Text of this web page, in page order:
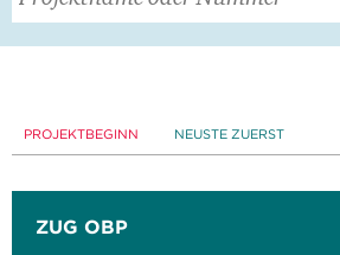
PROJEKTBEGINN NEUSTE ZUERST
ZUG OBP